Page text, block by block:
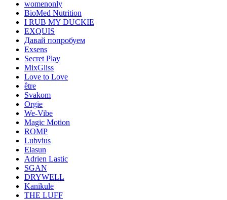
womenonly
BioMed Nutrition
I RUB MY DUCKIE
EXQUIS
Давай попробуем
Exsens
Secret Play
MixGliss
Love to Love
être
Svakom
Orgie
We-Vibe
Magic Motion
ROMP
Lubvius
Elasun
Adrien Lastic
SGAN
DRYWELL
Kanikule
THE LUFF